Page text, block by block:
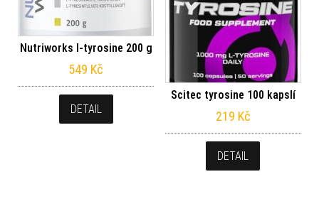
Nutriworks l-tyrosine 200 g
549 Kč
DETAIL
Scitec tyrosine 100 kapslí
219 Kč
DETAIL